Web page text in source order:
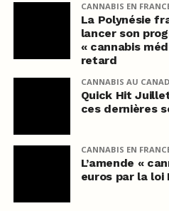
CANNABIS EN
La Polynésie
lancer son
« cannabis
retard
CANNABIS AU
Quick Hit
ces dernières
CANNABIS EN
L’amende «
euros par la loi